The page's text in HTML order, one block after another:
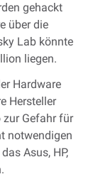
gehackt
über die
Lab könnte
liegen.
Hardware
Hersteller
Gefahr für
notwendigen
Asus, HP,